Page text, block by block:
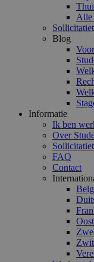
Alle
Blog
Informatie
Ik ben
Over
FAQ
Contact